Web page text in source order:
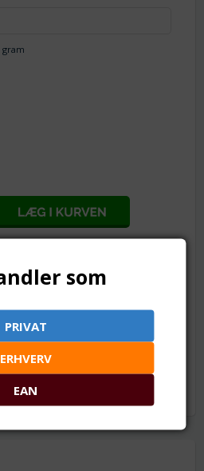
gram
emaljelak
som
PRIVAT
ERHVERV
EAN